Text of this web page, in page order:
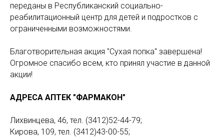
переданы в Республиканский социально-
реабилитационный центр для детей и подростков с
ограниченными возможностями.
Благотворительная акция "Сухая попка" завершена!
Огромное спасибо всем, кто принял участие в данной
акции!
АДРЕСА АПТЕК "ФАРМАКОН"
Лихвинцева, 46, тел. (3412)52-44-79;
Кирова, 109, тел. (3412)43-00-55;